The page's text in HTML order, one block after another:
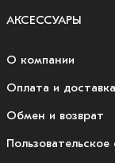
АКСЕССУАРЫ
О компании
Оплата и доставка
Обмен и возврат